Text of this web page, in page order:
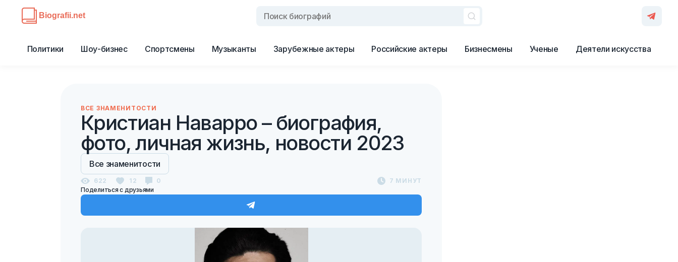
Политики Шоу-бизнес Спортсмены Музыканты Зарубежные актеры Российские актеры Бизнесмены Ученые Деятели искусства
ВСЕ ЗНАМЕНИТОСТИ
Кристиан Наварро – биография,
фото, личная жизнь, новости 2023
Все знаменитости
622 12 0
7 МИНУТ
Поделиться с друзьями